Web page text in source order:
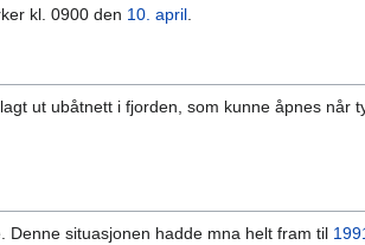
kl. 0900 den 10. april.
ut ubåtnett i fjorden, som kunne åpnes når
situasjonen hadde mna helt fram til